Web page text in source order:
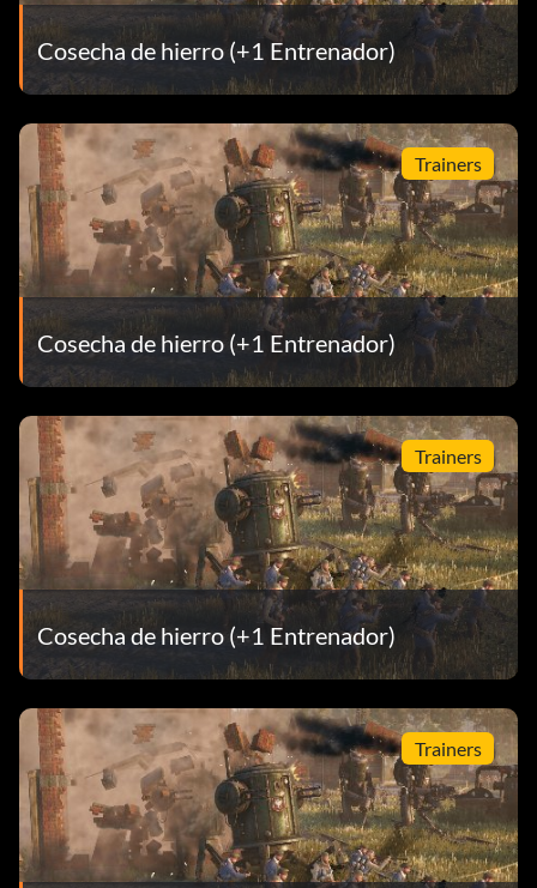
Cosecha de hierro (+1 Entrenador)
Trainers
Cosecha de hierro (+1 Entrenador)
Trainers
Cosecha de hierro (+1 Entrenador)
Trainers